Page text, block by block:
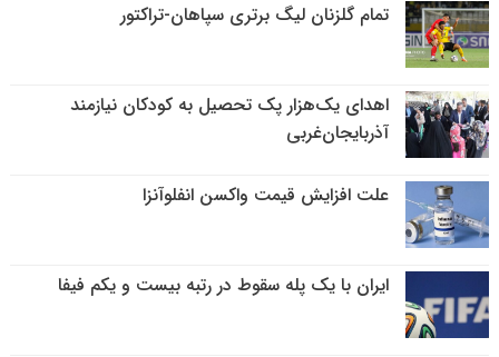
تمام گلزنان لیگ‌ برتری سپاهان-تراکتور
اهدای یک‌هزار پک تحصیل به کودکان نیازمند
آذربایجان‌غربی
علت افزایش قیمت واکسن انفلوآنزا
ایران با یک پله سقوط در رتبه بیست و یکم فیفا